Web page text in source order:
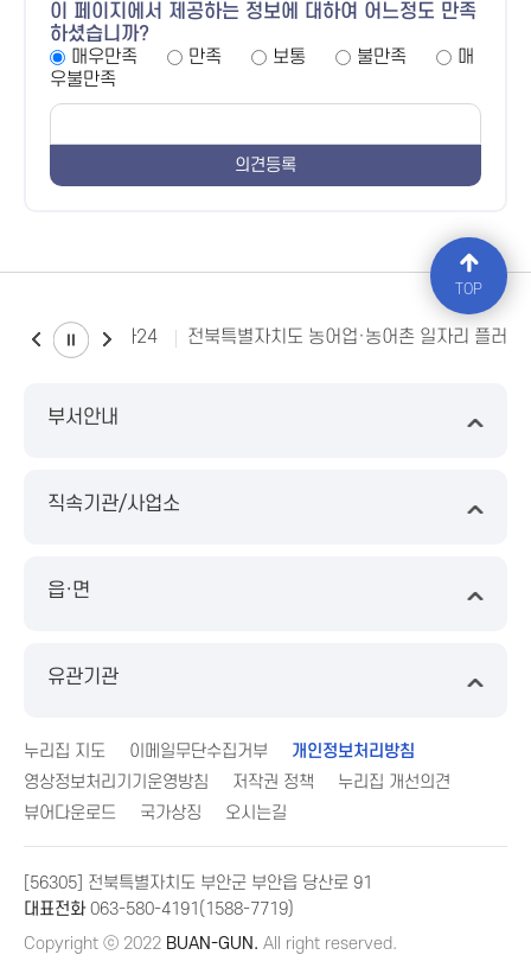
이 페이지에서 제공하는 정보에 대하여 어느정도 만족
하셨습니까?
매우만족
만족 보통 불만족
매
우불만족
소비자24 전북특별자치도 농어업·농어촌 일자리 플러스
부서안내
직속기관/사업소
읍·면
유관기관
누리집 지도 이메일무단수집거부
개인정보처리방침
영상정보처리기기운영방침
저작권 정책
누리집 개선의견
뷰어다운로드
국가상징 오시는길
[56305] 전북특별자치도 부안군 부안읍 당산로 91
대표전화063-580-4191(1588-7719)
Copyright ⓒ 2022 BUAN-GUN. All right reserved.
TOP